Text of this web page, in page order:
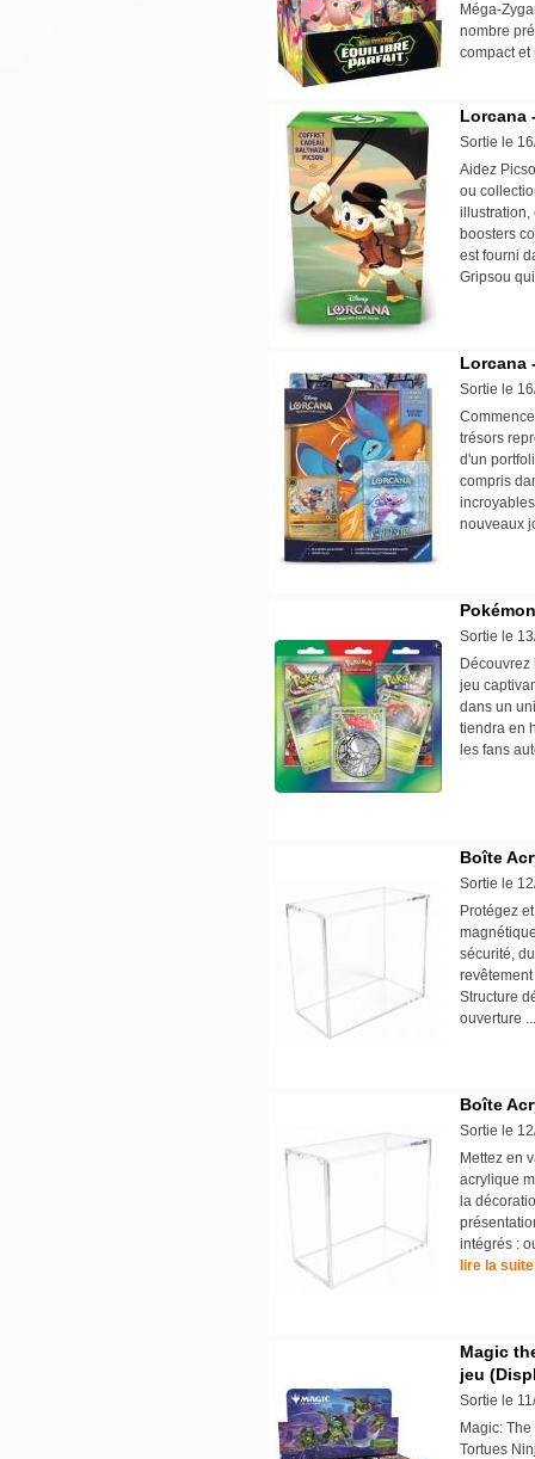
Méga-
nombre
compact
Lorcana
Sortie le
Aidez
ou
illustration,
boosters
est fourni
Gripsou
Lorcana
Sortie le
trésors
d'un
compris
nouveaux
Sortie le
jeu
dans un
tiendra en
les fans
Boîte
Sortie le
Protégez
sécurité,
revêtement
Structure
ouverture
Boîte
Sortie le
Mettez en
acrylique
la
intégrés :
lire la suite
Magic
jeu
Sortie le
Magic:
Tortues